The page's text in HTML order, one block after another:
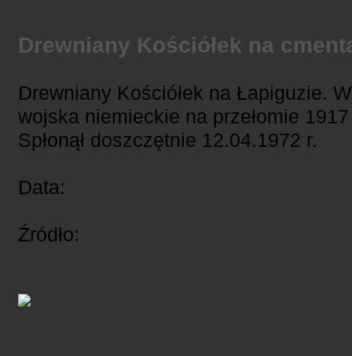
Drewniany Kościółek na
Drewniany Kościółek na Łapiguzie.
wojska niemieckie na przełomie
Spłonął doszczętnie 12.04.1972 r.
Data:
Źródło: